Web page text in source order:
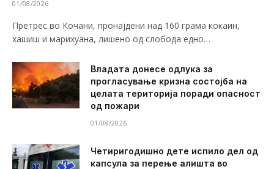
01/08/2026
Претрес во Кочани, пронајдени над 160 грама кокаин,
хашиш и марихуана, лишено од слобода едно…
Владата донесе одлука за
прогласување кризна состојба на
целата територија поради опасност
од пожари
01/08/2026
Четиригодишно дете испило дел од
капсула за перење алишта во